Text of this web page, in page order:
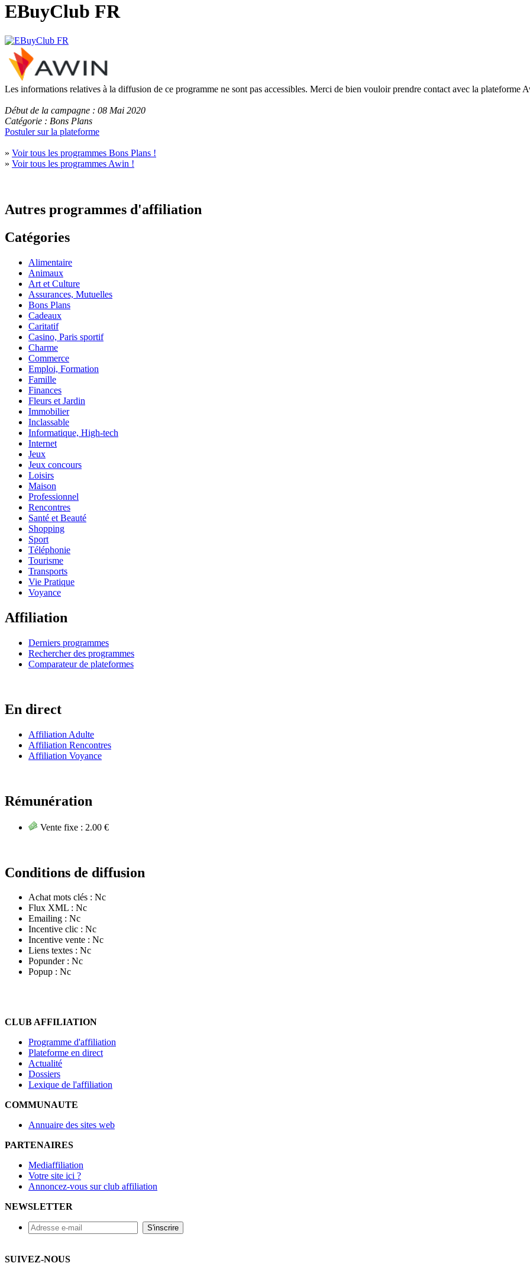
EBuyClub FR
Les informations relatives à la diffusion de ce programme ne sont pas accessibles. Merci de bien vouloir prendre contact avec la plateforme
Début de la campagne : 08 Mai 2020
Catégorie : Bons Plans
Postuler sur la plateforme
» Voir tous les programmes Bons Plans !
» Voir tous les programmes Awin !
Autres programmes d'affiliation
Catégories
Alimentaire
Animaux
Art et Culture
Assurances, Mutuelles
Bons Plans
Cadeaux
Caritatif
Casino, Paris sportif
Charme
Commerce
Emploi, Formation
Famille
Finances
Fleurs et Jardin
Immobilier
Inclassable
Informatique, High-tech
Internet
Jeux
Jeux concours
Loisirs
Maison
Professionnel
Rencontres
Santé et Beauté
Shopping
Sport
Téléphonie
Tourisme
Transports
Vie Pratique
Voyance
Affiliation
Derniers programmes
Rechercher des programmes
Comparateur de plateformes
En direct
Affiliation Adulte
Affiliation Rencontres
Affiliation Voyance
Rémunération
Vente fixe : 2.00 €
Conditions de diffusion
Achat mots clés : Nc
Flux XML : Nc
Emailing : Nc
Incentive clic : Nc
Incentive vente : Nc
Liens textes : Nc
Popunder : Nc
Popup : Nc
CLUB AFFILIATION
Programme d'affiliation
Plateforme en direct
Actualité
Dossiers
Lexique de l'affiliation
COMMUNAUTE
Annuaire des sites web
PARTENAIRES
Mediaffiliation
Votre site ici ?
Annoncez-vous sur club affiliation
NEWSLETTER
SUIVEZ-NOUS